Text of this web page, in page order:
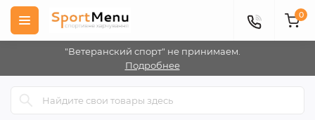
"Ветеранский спорт" не принимаем.
Подробнее
0